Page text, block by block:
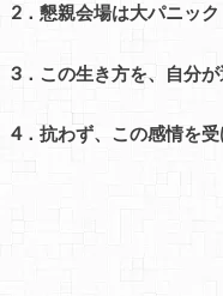
2．懇親会場は大パニック
3．この生き方を、自分
4．抗わず、この感情を